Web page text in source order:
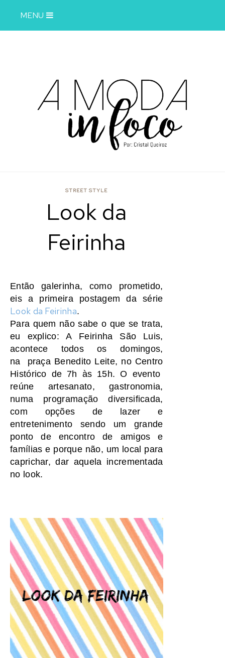
MENU
STREET STYLE
Look da
Feirinha
Então galerinha, como prometido,
eis a primeira postagem da série
Look da Feirinha.
Para quem não sabe o que se trata,
eu explico: A Feirinha São Luis,
acontece todos os domingos,
na praça Benedito Leite, no Centro
Histórico de 7h às 15h. O evento
reúne artesanato, gastronomia,
numa programação diversificada,
com opções de lazer e
entretenimento sendo um grande
ponto de encontro de amigos e
famílias e porque não, um local para
caprichar, dar aquela incrementada
no look.